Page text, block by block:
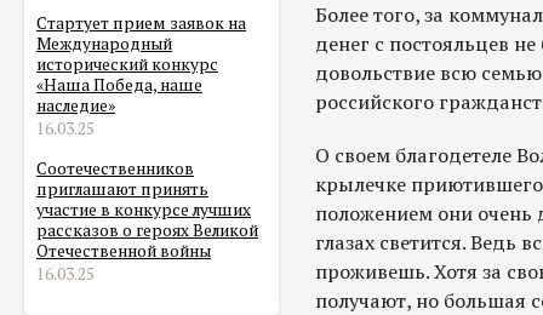
Стартует прием заявок на
Международный
исторический конкурс
«Наша Победа, наше
наследие»
16.03.25
Соотечественников
приглашают принять
участие в конкурсе лучших
рассказов о героях Великой
Отечественной войны
16.03.25
Более того, за
денег с постояльцев
довольствие всю
российского
О своем благодетеле
крылечке
положением они очень
глазах светится. Ведь
проживешь. Хотя за
получают, но большая